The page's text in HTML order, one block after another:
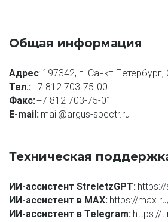
Общая информация
Адрес: 197342, г. Санкт-
Тел.:+7 812 703-75-00
Факс:+7 812 703-75-01
E-mail: mail@argus-spectr.ru
Техническая
ИИ-ассистент StreletzGPT:
ИИ-ассистент в MAX: https://
ИИ-ассистент в Telegram: https://